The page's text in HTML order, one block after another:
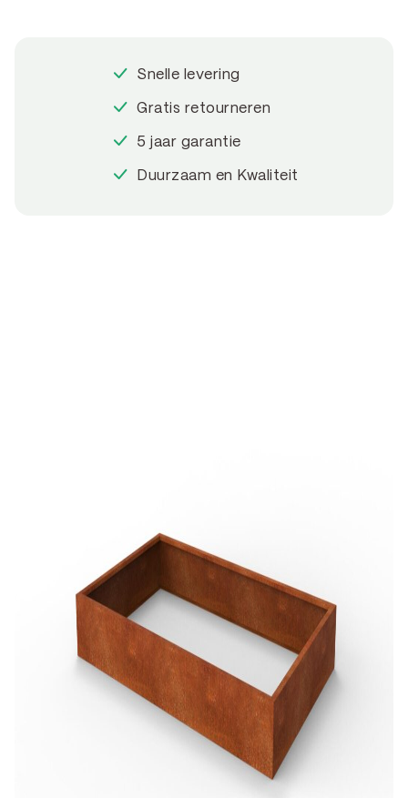
Snelle levering
Gratis retourneren
5 jaar garantie
Duurzaam en Kwaliteit